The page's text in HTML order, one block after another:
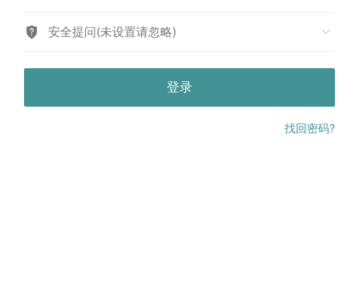
安全提问(未设置请忽略)
登录
找回密码?